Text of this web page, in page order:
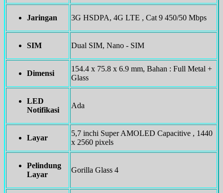
Jaringan 3G HSDPA, 4G LTE , Cat 9 450/50 Mbps
SIM Dual SIM, Nano - SIM
Dimensi
154.4 x 75.8 x 6.9 mm, Bahan : Full Metal +
Glass
LED
Notifikasi
Ada
Layar
5,7 inchi Super AMOLED Capacitive , 1440
x 2560 pixels
Pelindung
Layar
Gorilla Glass 4